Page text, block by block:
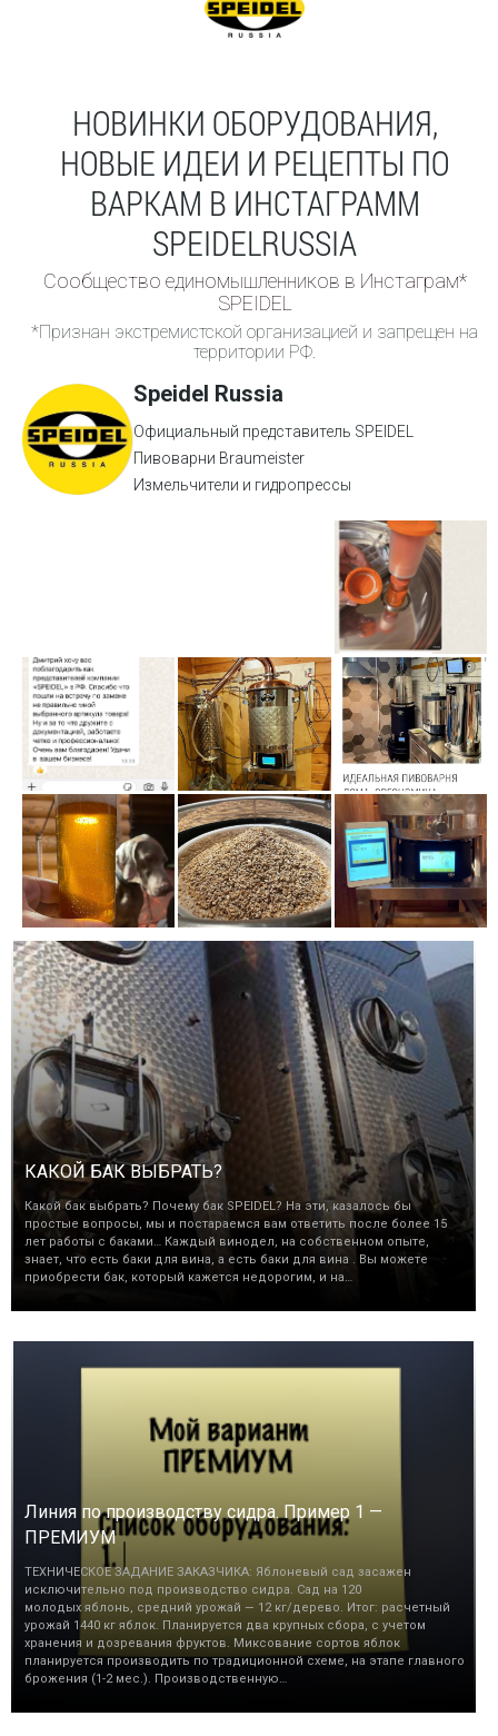
НОВИНКИ ОБОРУДОВАНИЯ,
НОВЫЕ ИДЕИ И РЕЦЕПТЫ ПО
ВАРКАМ В ИНСТАГРАММ
SPEIDELRUSSIA
Сообщество единомышленников в Инстаграм*
SPEIDEL
*Признан экстремистской организацией и запрещен на
территории РФ.
Speidel Russia
Официальный представитель SPEIDEL
Пивоварни Braumeister
Измельчители и гидропрессы
КАКОЙ БАК ВЫБРАТЬ?
Какой бак выбрать? Почему бак SPEIDEL? На эти, казалось бы
простые вопросы, мы и постараемся вам ответить после более 15
лет работы с баками… Каждый винодел, на собственном опыте,
знает, что есть баки для вина, а есть баки для вина . Вы можете
приобрести бак, который кажется недорогим, и на…
Линия по производству сидра. Пример 1 —
ПРЕМИУМ
ТЕХНИЧЕСКОЕ ЗАДАНИЕ ЗАКАЗЧИКА: Яблоневый сад засажен
исключительно под производство сидра. Сад на 120
молодых яблонь, средний урожай — 12 кг/дерево. Итог: расчетный
урожай 1440 кг яблок. Планируется два крупных сбора, с учетом
хранения и дозревания фруктов. Миксование сортов яблок
планируется производить по традиционной схеме, на этапе главного
брожения (1-2 мес.). Производственную…